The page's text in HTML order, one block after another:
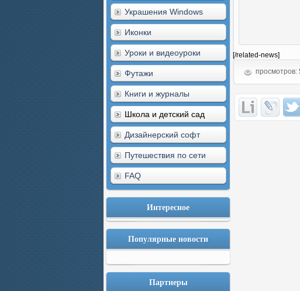
Украшения Windows
Иконки
Уроки и видеоуроки
Футажи
Книги и журналы
Школа и детский сад
Дизайнерский софт
Путешествия по сети
FAQ
Интересное
Популярные новости
Партнеры
[/related-news]
просмотров: